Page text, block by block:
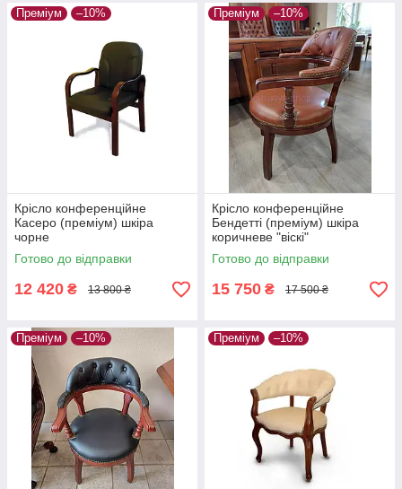
Преміум –10%
Крісло конференційне
Касеро (преміум) шкіра
чорне
Готово до відправки
12 420 ₴ 13 800 ₴
Преміум –10%
Крісло конференційне
Бендетті (преміум) шкіра
коричневе "віскі"
Готово до відправки
15 750 ₴ 17 500 ₴
Преміум –10% Преміум –10%